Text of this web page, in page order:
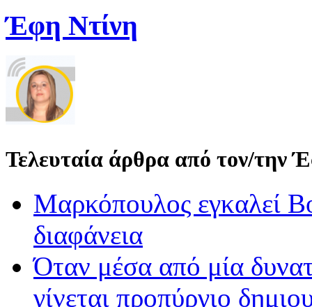
Έφη Ντίνη
Τελευταία άρθρα από τον/την
Μαρκόπουλος εγκαλεί
διαφάνεια
Όταν μέσα από μία
γίνεται προπύργιο